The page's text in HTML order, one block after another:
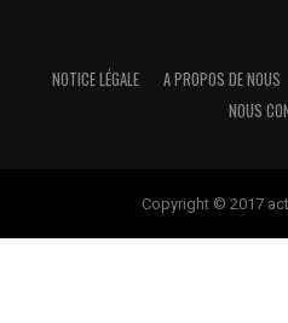
NOTICE LÉGALE A PROPOS DE NOUS
NOUS
Copyright © 2017